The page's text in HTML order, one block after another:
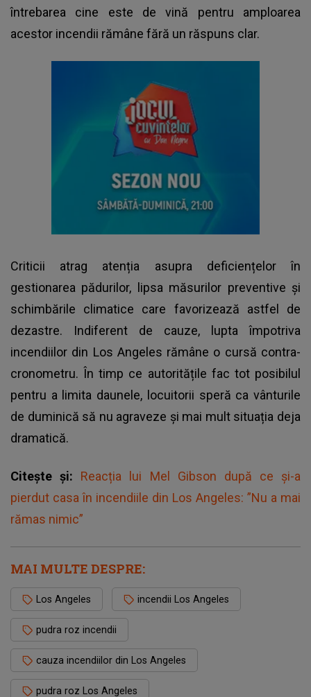
întrebarea cine este de vină pentru amploarea
acestor incendii rămâne fără un răspuns clar.
Criticii atrag atenția asupra deficiențelor în
gestionarea pădurilor, lipsa măsurilor preventive și
schimbările climatice care favorizează astfel de
dezastre. Indiferent de cauze, lupta împotriva
incendiilor din Los Angeles rămâne o cursă contra-
cronometru. În timp ce autoritățile fac tot posibilul
pentru a limita daunele, locuitorii speră ca vânturile
de duminică să nu agraveze și mai mult situația deja
dramatică.
Citește și: Reacția lui Mel Gibson după ce și-a
pierdut casa în incendiile din Los Angeles: ”Nu a mai
rămas nimic”
MAI MULTE DESPRE:
Los Angeles incendii Los Angeles
pudra roz incendii
cauza incendiilor din Los Angeles
pudra roz Los Angeles